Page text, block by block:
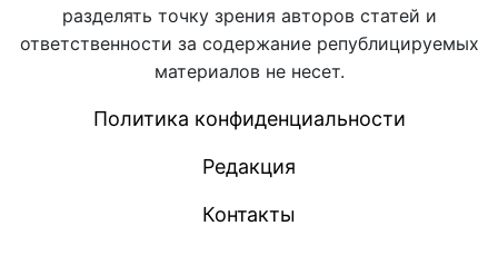
разделять точку зрения авторов статей и
ответственности за содержание републицируемых
материалов не несет.
Политика конфиденциальности
Редакция
Контакты